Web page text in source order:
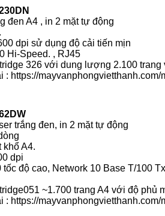
đen A4 , in 2 mặt tự động
dpi sử dụng độ cải tiến mịn
Hi-Speed. , RJ45
326 với dung lượng 2.100 trang
: https://
trắng đen, in 2 mặt tự động
khổ A4.
dpi
độ cao, Network 10 Base T/100
~1.700 trang A4 với độ phủ
: https://